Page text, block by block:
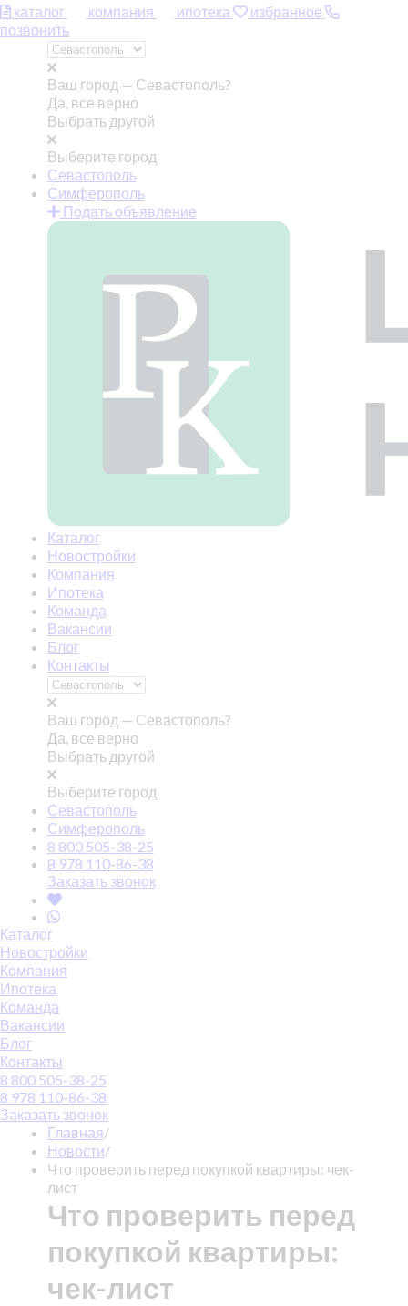
каталог компания ипотека
избранное
позвонить
Ваш город — Севастополь?
Да, все верно
Выбрать другой
Выберите город
Севастополь
Симферополь
Подать объявление
Каталог
Новостройки
Компания
Ипотека
Команда
Вакансии
Блог
Контакты
Ваш город — Севастополь?
Да, все верно
Выбрать другой
Выберите город
Севастополь
Симферополь
8 800 505-38-25
8 978 110-86-38
Заказать звонок
Каталог
Новостройки
Компания
Ипотека
Команда
Вакансии
Блог
Контакты
8 800 505-38-25
8 978 110-86-38
Заказать звонок
Главная/
Новости/
Что проверить перед покупкой квартиры: чек-
лист
Что проверить перед
покупкой квартиры:
чек-лист